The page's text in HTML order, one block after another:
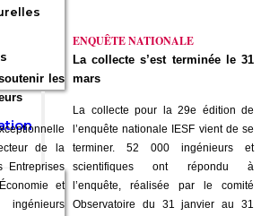
les
de la
Entreprises
et
ENQUÊTE NATIONALE
La collecte s’est terminée le 31
mars
La collecte pour la 29e édition de
l’enquête nationale IESF vient de se
terminer. 52 000 ingénieurs et
scientifiques ont répondu à
l’enquête, réalisée par le comité
Observatoire du 31 janvier au 31